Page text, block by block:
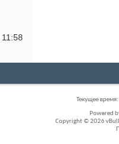
11:58
Текущее время:
Powered
Copyright © 2026